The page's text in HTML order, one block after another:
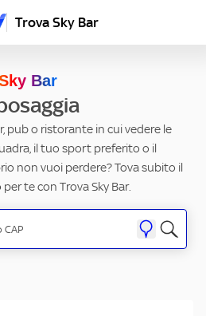
Trova Sky Bar
Bar
pub o ristorante in cui vedere le
il tuo sport preferito o il
non vuoi perdere? Tova subito il
te con Trova Sky Bar.